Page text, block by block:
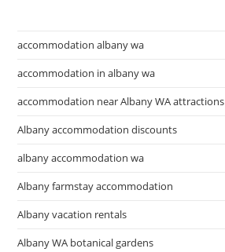
ต่าง
แพค
ทัวร์
โปรแกรม
ทัวร์
Europe
เร้น
จ์
เนชั่นแนล
accommodation albany wa
accommodation in albany wa
accommodation near Albany WA attractions
Albany accommodation discounts
albany accommodation wa
Albany farmstay accommodation
Albany vacation rentals
Albany WA botanical gardens